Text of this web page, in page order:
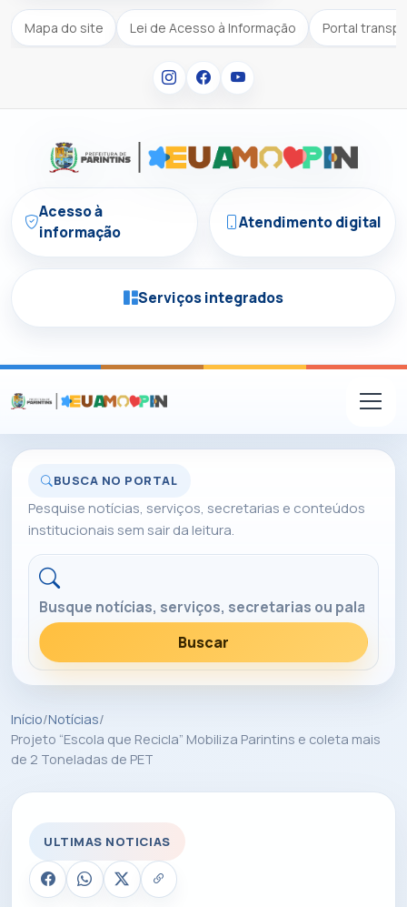
Mapa do site Lei de Acesso à Informação Portal
Acesso à
informação
Atendimento digital
Serviços integrados
BUSCA NO PORTAL
Pesquise notícias, serviços, secretarias e conteúdos
institucionais sem sair da leitura.
Buscar no portal
Buscar
Início/Notícias/
Projeto “Escola que Recicla” Mobiliza Parintins e coleta mais
de 2 Toneladas de PET
ULTIMAS NOTICIAS